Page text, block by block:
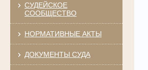
СУДЕЙСКОЕ
СООБЩЕСТВО
НОРМАТИВНЫЕ АКТЫ
ДОКУМЕНТЫ СУДА